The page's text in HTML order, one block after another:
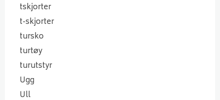
tskjorter
t-skjorter
tursko
turtøy
turutstyr
Ugg
Ull